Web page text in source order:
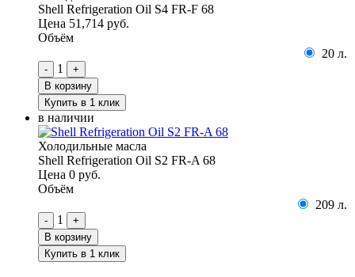
Shell Refrigeration Oil S4 FR-F 68
Цена 51,714 руб.
Объём
20 л.
- 1
+
В корзину
Купить в 1 клик
в наличии
Холодильные масла
Shell Refrigeration Oil S2 FR-A 68
Цена 0 руб.
Объём
209 л.
- 1
+
В корзину
Купить в 1 клик